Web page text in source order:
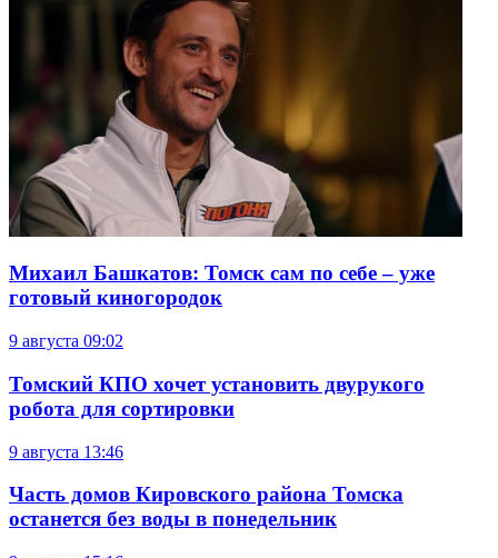
Михаил Башкатов: Томск сам по себе – уже
готовый киногородок
9 августа 09:02
Томский КПО хочет установить двурукого
робота для сортировки
9 августа 13:46
Часть домов Кировского района Томска
останется без воды в понедельник